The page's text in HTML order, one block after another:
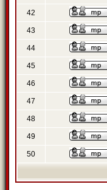
42
43
44
45
46
47
48
49
50